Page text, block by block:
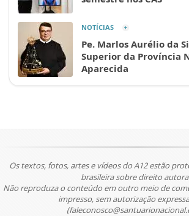
NOTÍCIAS
Pe. Marlos Aurélio da
Superior da Província
Aparecida
Os textos, fotos, artes e vídeos do A12 estão
brasileira sobre direito
Não reproduza o conteúdo em outro meio de
impresso, sem autorização